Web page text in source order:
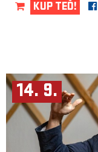
KUP TEĎ!
14. 9.